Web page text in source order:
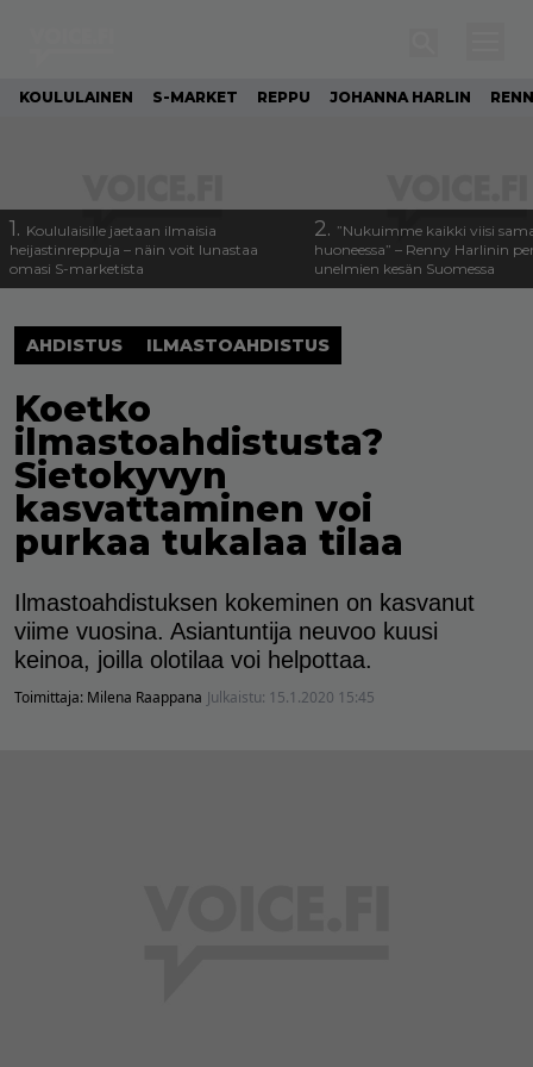
KOULULAINEN S-MARKET REPPU JOHANNA HARLIN
1. Koululaisille jaetaan ilmaisia
heijastinreppuja – näin voit lunastaa
omasi S-marketista
2. ”Nukuimme kaikki viisi
huoneessa” – Renny Harlinin
unelmien kesän Suomessa
AHDISTUS ILMASTOAHDISTUS
Koetko
ilmastoahdistusta?
Sietokyvyn
kasvattaminen voi
purkaa tukalaa tilaa
Ilmastoahdistuksen kokeminen on kasvanut
viime vuosina. Asiantuntija neuvoo kuusi
keinoa, joilla olotilaa voi helpottaa.
Toimittaja: Milena Raappana Julkaistu: 15.1.2020 15:45